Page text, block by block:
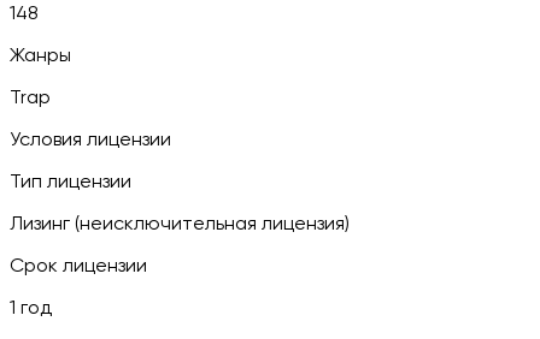
148
Жанры
Trap
Условия лицензии
Тип лицензии
Лизинг (неисключительная лицензия)
Срок лицензии
1 год